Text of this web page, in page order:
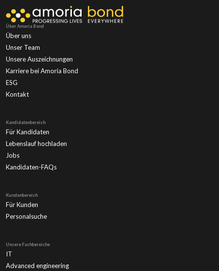
Über Amoria Bond
Über uns
Unser Team
Unsere Auszeichnungen
Karriere bei Amoria Bond
ESG
Kontakt
Kandidatenbereich
Für Kandidaten
Lebenslauf hochladen
Jobs
Kandidaten-FAQs
Kundenbereich
Für Kunden
Personalsuche
Unsere Fachbereiche
IT
Advanced engineering